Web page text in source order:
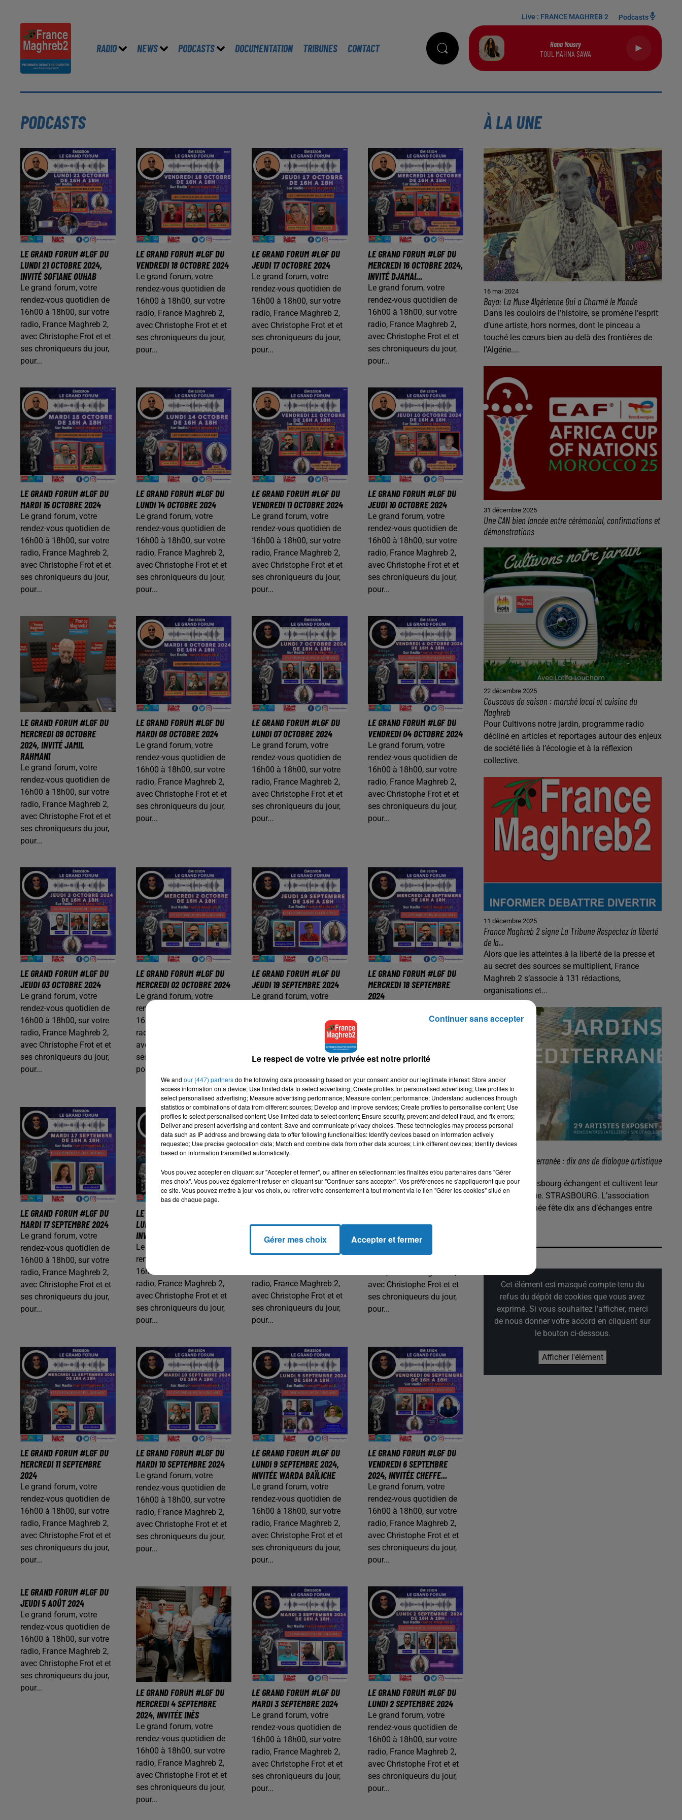
RADIO NEWS PODCASTS DOCUMENTATION TRIBUNES CONTACT
Live : FRANCE MAGHREB 2 Podcasts
Hana Yousry
TOUL MAHNA SAWA
PODCASTS
LE GRAND FORUM #LGF DU
LUNDI 21 OCTOBRE 2024,
INVITÉ SOFIANE OUHAB
Le grand forum, votre
rendez-vous quotidien de
16h00 à 18h00, sur votre
radio, France Maghreb 2,
avec Christophe Frot et et
ses chroniqueurs du jour,
pour...
LE GRAND FORUM #LGF DU
VENDREDI 18 OCTOBRE 2024
Le grand forum, votre
rendez-vous quotidien de
16h00 à 18h00, sur votre
radio, France Maghreb 2,
avec Christophe Frot et et
ses chroniqueurs du jour,
pour...
LE GRAND FORUM #LGF DU
JEUDI 17 OCTOBRE 2024
Le grand forum, votre
rendez-vous quotidien de
16h00 à 18h00, sur votre
radio, France Maghreb 2,
avec Christophe Frot et et
ses chroniqueurs du jour,
pour...
LE GRAND FORUM #LGF DU
MERCREDI 16 OCTOBRE 2024,
INVITÉ DJAMAI...
Le grand forum, votre
rendez-vous quotidien de
16h00 à 18h00, sur votre
radio, France Maghreb 2,
avec Christophe Frot et et
ses chroniqueurs du jour,
pour...
LE GRAND FORUM #LGF DU
MARDI 15 OCTOBRE 2024
Le grand forum, votre
rendez-vous quotidien de
16h00 à 18h00, sur votre
radio, France Maghreb 2,
avec Christophe Frot et et
ses chroniqueurs du jour,
pour...
LE GRAND FORUM #LGF DU
LUNDI 14 OCTOBRE 2024
Le grand forum, votre
rendez-vous quotidien de
16h00 à 18h00, sur votre
radio, France Maghreb 2,
avec Christophe Frot et et
ses chroniqueurs du jour,
pour...
LE GRAND FORUM #LGF DU
VENDREDI 11 OCTOBRE 2024
Le grand forum, votre
rendez-vous quotidien de
16h00 à 18h00, sur votre
radio, France Maghreb 2,
avec Christophe Frot et et
ses chroniqueurs du jour,
pour...
LE GRAND FORUM #LGF DU
JEUDI 10 OCTOBRE 2024
Le grand forum, votre
rendez-vous quotidien de
16h00 à 18h00, sur votre
radio, France Maghreb 2,
avec Christophe Frot et et
ses chroniqueurs du jour,
pour...
LE GRAND FORUM #LGF DU
MERCREDI 09 OCTOBRE
2024, INVITÉ JAMIL
RAHMANI
Le grand forum, votre
rendez-vous quotidien de
16h00 à 18h00, sur votre
radio, France Maghreb 2,
avec Christophe Frot et et
ses chroniqueurs du jour,
pour...
LE GRAND FORUM #LGF DU
MARDI 08 OCTOBRE 2024
Le grand forum, votre
rendez-vous quotidien de
16h00 à 18h00, sur votre
radio, France Maghreb 2,
avec Christophe Frot et et
ses chroniqueurs du jour,
pour...
LE GRAND FORUM #LGF DU
LUNDI 07 OCTOBRE 2024
Le grand forum, votre
rendez-vous quotidien de
16h00 à 18h00, sur votre
radio, France Maghreb 2,
avec Christophe Frot et et
ses chroniqueurs du jour,
pour...
LE GRAND FORUM #LGF DU
VENDREDI 04 OCTOBRE 2024
Le grand forum, votre
rendez-vous quotidien de
16h00 à 18h00, sur votre
radio, France Maghreb 2,
avec Christophe Frot et et
ses chroniqueurs du jour,
pour...
LE GRAND FORUM #LGF DU
JEUDI 03 OCTOBRE 2024
Le grand forum, votre
rendez-vous quotidien de
16h00 à 18h00, sur votre
radio, France Maghreb 2,
avec Christophe Frot et et
ses chroniqueurs du jour,
pour...
LE GRAND FORUM #LGF DU
MERCREDI 02 OCTOBRE 2024
Le grand forum, votre
rendez-vous quotidien de
16h00 à 18h00, sur votre
radio, France Maghreb 2,
avec Christophe Frot et et
ses chroniqueurs du jour,
pour...
LE GRAND FORUM #LGF DU
JEUDI 19 SEPTEMBRE 2024
Le grand forum, votre
16h00 à 18h00, sur votre
radio, France Maghreb 2,
avec Christophe Frot et et
ses chroniqueurs du jour,
LE GRAND FORUM #LGF DU
MERCREDI 18 SEPTEMBRE
2024
rendez-vous quotidien de
avec Christophe Frot et et
pour...
LE GRAND FORUM #LGF DU
MARDI 17 SEPTEMBRE 2024
Le grand forum, votre
rendez-vous quotidien de
16h00 à 18h00, sur votre
radio, France Maghreb 2,
avec Christophe Frot et et
ses chroniqueurs du jour,
pour...
LE GRAND FORUM #LGF DU
LUNDI 16 SEPTEMBRE 2024,
INVITÉ SMAÏL CHERTOUK
Le grand forum, votre
rendez-vous quotidien de
16h00 à 18h00, sur votre
radio, France Maghreb 2,
avec Christophe Frot et et
ses chroniqueurs du jour,
pour...
VENDREDI 13 SEPTEMBRE
2024
radio, France Maghreb 2,
avec Christophe Frot et et
ses chroniqueurs du jour,
pour...
JEUDI 12 SEPTEMBRE 2024
Le grand forum, votre
avec Christophe Frot et et
ses chroniqueurs du jour,
pour...
LE GRAND FORUM #LGF DU
MERCREDI 11 SEPTEMBRE
2024
Le grand forum, votre
rendez-vous quotidien de
16h00 à 18h00, sur votre
radio, France Maghreb 2,
avec Christophe Frot et et
ses chroniqueurs du jour,
pour...
LE GRAND FORUM #LGF DU
MARDI 10 SEPTEMBRE 2024
Le grand forum, votre
rendez-vous quotidien de
16h00 à 18h00, sur votre
radio, France Maghreb 2,
avec Christophe Frot et et
ses chroniqueurs du jour,
pour...
LE GRAND FORUM #LGF DU
LUNDI 9 SEPTEMBRE 2024,
INVITÉE WARDA BAÏLICHE
Le grand forum, votre
rendez-vous quotidien de
16h00 à 18h00, sur votre
radio, France Maghreb 2,
avec Christophe Frot et et
ses chroniqueurs du jour,
pour...
LE GRAND FORUM #LGF DU
VENDREDI 6 SEPTEMBRE
2024, INVITÉE CHEFFE...
Le grand forum, votre
rendez-vous quotidien de
16h00 à 18h00, sur votre
radio, France Maghreb 2,
avec Christophe Frot et et
ses chroniqueurs du jour,
pour...
LE GRAND FORUM #LGF DU
JEUDI 5 AOÛT 2024
Le grand forum, votre
rendez-vous quotidien de
16h00 à 18h00, sur votre
radio, France Maghreb 2,
avec Christophe Frot et et
ses chroniqueurs du jour,
pour...
LE GRAND FORUM #LGF DU
MERCREDI 4 SEPTEMBRE
2024, INVITÉE INÈS
Le grand forum, votre
rendez-vous quotidien de
16h00 à 18h00, sur votre
radio, France Maghreb 2,
avec Christophe Frot et et
ses chroniqueurs du jour,
pour...
LE GRAND FORUM #LGF DU
MARDI 3 SEPTEMBRE 2024
Le grand forum, votre
rendez-vous quotidien de
16h00 à 18h00, sur votre
radio, France Maghreb 2,
avec Christophe Frot et et
ses chroniqueurs du jour,
pour...
LE GRAND FORUM #LGF DU
LUNDI 2 SEPTEMBRE 2024
Le grand forum, votre
rendez-vous quotidien de
16h00 à 18h00, sur votre
radio, France Maghreb 2,
avec Christophe Frot et et
ses chroniqueurs du jour,
pour...
À LA UNE
16 mai 2024
Baya: La Muse Algérienne Qui a Charmé le Monde
Dans les couloirs de l’histoire, se promène l’esprit
d’une artiste, hors normes, dont le pinceau a
touché les cœurs bien au-delà des frontières de
l’Algérie....
31 décembre 2025
Une CAN bien lancée entre cérémonial, confirmations et
démonstrations
22 décembre 2025
Couscous de saison : marché local et cuisine du
Maghreb
Pour Cultivons notre jardin, programme radio
décliné en articles et reportages autour des enjeux
de société liés à l’écologie et à la réflexion
collective.
11 décembre 2025
France Maghreb 2 signe La Tribune Respectez la liberté
de la...
Alors que les atteintes à la liberté de la presse et
au secret des sources se multiplient, France
Maghreb 2 s’associe à 131 rédactions,
organisations et...
Jardins de Méditerranée : dix ans de dialogue artistique
entre Oran...
Oran et de Strasbourg échangent et cultivent leur
amitié artistique. STRASBOURG. L’association
Rue Méditerranée fête dix ans d’échanges entre
Cet élément est masqué compte-tenu du
refus du dépôt de cookies que vous avez
exprimé. Si vous souhaitez l'afficher, merci
de nous donner votre accord en cliquant sur
le bouton ci-dessous.
Afficher l'élément
Le respect de votre vie privée est notre priorité
We and our (447) partnersdo the following data processing based on your consent and/or our legitimate interest: Store and/or
access information on a device; Use limited data to select advertising; Create profiles for personalised advertising; Use profiles to
select personalised advertising; Measure advertising performance; Measure content performance; Understand audiences through
statistics or combinations of data from different sources; Develop and improve services; Create profiles to personalise content; Use
profiles to select personalised content; Use limited data to select content; Ensure security, prevent and detect fraud, and fix errors;
Deliver and present advertising and content; Save and communicate privacy choices. These technologies may process personal
data such as IP address and browsing data to offer following functionalities: Identify devices based on information actively
requested; Use precise geolocation data; Match and combine data from other data sources; Link different devices; Identify devices
based on information transmitted automatically.
Vous pouvez accepter en cliquant sur "Accepter et fermer", ou affiner en sélectionnant les finalités et/ou partenaires dans "Gérer
mes choix". Vous pouvez également refuser en cliquant sur "Continuer sans accepter". Vos préférences ne s'appliqueront que pour
ce site. Vous pouvez mettre à jour vos choix, ou retirer votre consentement à tout moment via le lien "Gérer les cookies" situé en
bas de chaque page.
Gérer mes choix Accepter et fermer
Continuer sans accepter